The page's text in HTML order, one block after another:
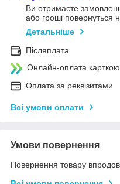
Ви отримаєте
або гроші повернуться
Детальніше
Післяплата
Онлайн-оплата
Оплата за реквізитами
Всі умови оплати
Умови повернення
Повернення товару